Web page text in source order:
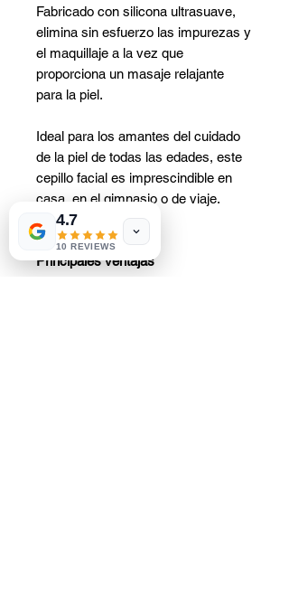
Fabricado con silicona ultrasuave,
elimina sin esfuerzo las impurezas y
el maquillaje a la vez que
proporciona un masaje relajante
para la piel.
Ideal para los amantes del cuidado
de la piel de todas las edades, este
cepillo facial es imprescindible en
casa, en el gimnasio o de viaje.
Principales ventajas
4.7
10 REVIEWS